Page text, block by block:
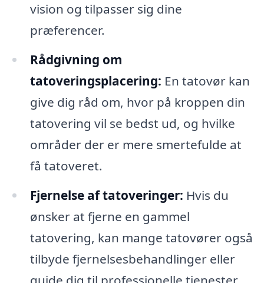
vision og tilpasser sig dine
præferencer.
Rådgivning om
tatoveringsplacering: En tatovør kan
give dig råd om, hvor på kroppen din
tatovering vil se bedst ud, og hvilke
områder der er mere smertefulde at
få tatoveret.
Fjernelse af tatoveringer: Hvis du
ønsker at fjerne en gammel
tatovering, kan mange tatovører også
tilbyde fjernelsesbehandlinger eller